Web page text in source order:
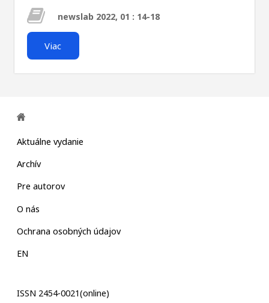
newslab 2022, 01 : 14-18
Viac
Aktuálne vydanie
Archív
Pre autorov
O nás
Ochrana osobných údajov
EN
ISSN 2454-0021(online)